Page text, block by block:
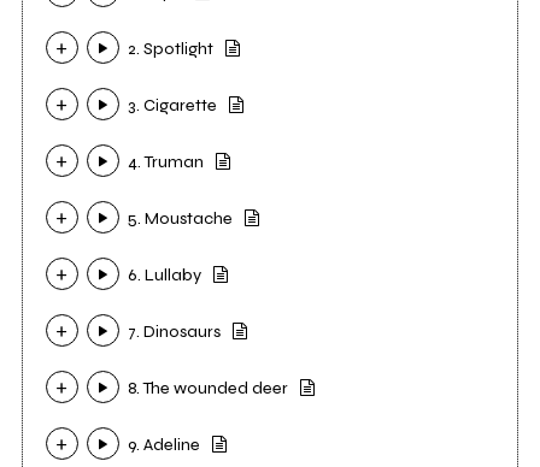
2. Spotlight
3. Cigarette
4. Truman
5. Moustache
6. Lullaby
7. Dinosaurs
8. The wounded deer
9. Adeline